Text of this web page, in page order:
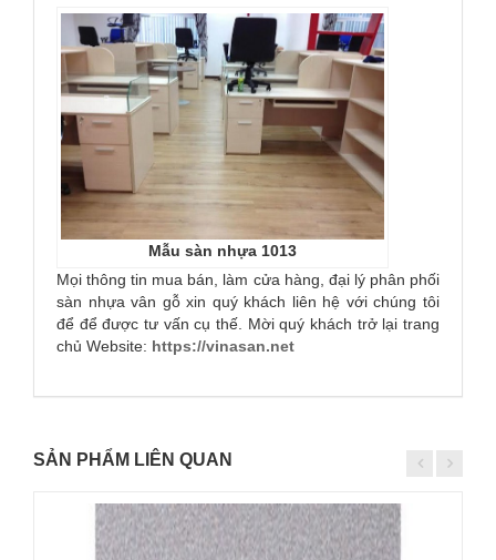
Mẫu sàn nhựa 1013
Mọi thông tin mua bán, làm cửa hàng, đại lý phân phối
sàn nhựa vân gỗ xin quý khách liên hệ với chúng tôi
để để được tư vấn cụ thế. Mời quý khách trở lại trang
chủ Website: https://vinasan.net
SẢN PHẨM LIÊN QUAN